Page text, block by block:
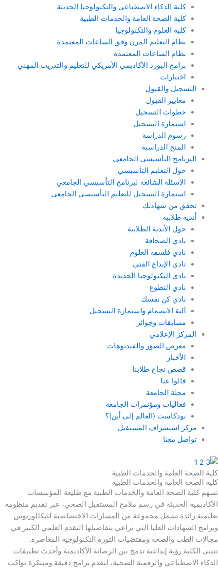
كلية الذكاء الاصطناعي والتكنولوجيا الحديثة
كلية الصحة العامة والخدمات الطبية
كلية العلوم والتكنولوجيا
نظام التعليم المرن وفق الساعات المعتمدة
نظام الساعات المعتمدة
برامج البورد الأكاديمي الأمريكي للتعليم والتدريب المهني
اختبارات
التسجيل والقبول
معايير القبول
خطوات التسجيل
استمارة التسجيل
رسوم الدراسة
المنح الدراسية
البرنامج التأسيسي الجامعي
حول التعليم التأسيسي
الأسئلة الشائعة لبرنامج التأسيسي الجامعي
استمارة التسجيل للتعليم التأسيسي الجامعي
تحقق من شهادتك
أندية طلابية
حول الأندية الطلابية
نادي الصحافة
نادي فلسفة العلوم
نادي الإبداع الفني
نادي التكنولوجيا الجديدة
نادي التطوع
نادي كن نفسك
آلية الانضمام واستمارة التسجيل
مسابقات وجوائز
المركز الإعلامي
معرض الصور والفيديوهات
الأخبار
قصص نجاح طلابنا
قالوا عنا
مجلة الجامعة
فعاليات ومؤتمرات الجامعة
بودكاست (العالم إلى أين)؟
مركز استشراف المستقبل
تواصل معنا
كلية الصحة العامة والخدمات الطبية
كلية الصحة العامة والخدمات الطبية
تسهم كلية الصحة العامة والخدمات الطبية مع طليعة المؤسسات
الأكاديمية الحديثة في رسم ملامح المستقبل الصحي، عبر تقديم منظومة
تعليمية رائدة تشمل مجموعة من المسارات الاختصاصية للبكالوريوس
وبرامج الشهادات العليا التي تراعي بتفاصيلها التقدم العلمي الكبير في
مجالات الطب والصحة ومقتضيات الثورة التكنولوجية المعاصرة.
تتبنى الكلية رؤية إبداعية تدمج بين الرصانة الأكاديمية وأحدث تطبيقات
الذكاء الاصطناعي والرقمنة الصحية، لتقدم برامج دقيقة ومبتكرة تواكب